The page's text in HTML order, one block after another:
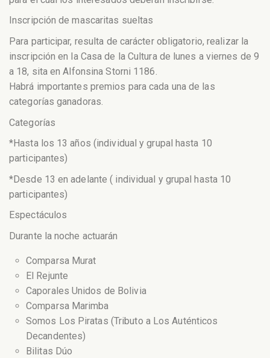
Inscripción de mascaritas sueltas
Para participar, resulta de carácter obligatorio, realizar la
inscripción en la Casa de la Cultura de lunes a viernes de 9
a 18, sita en Alfonsina Storni 1186.
Habrá importantes premios para cada una de las
categorías ganadoras.
Categorías
*Hasta los 13 años (individual y grupal hasta 10
participantes)
*Desde 13 en adelante ( individual y grupal hasta 10
participantes)
Espectáculos
Durante la noche actuarán
Comparsa Murat
El Rejunte
Caporales Unidos de Bolivia
Comparsa Marimba
Somos Los Piratas (Tributo a Los Auténticos
Decandentes)
Bilitas Dúo